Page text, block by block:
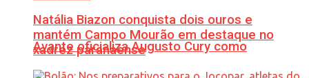
Avante oficializa Augusto Cury como
Natália Biazon conquista dois ouros e
mantém Campo Mourão em destaque no
xadrez paranaense